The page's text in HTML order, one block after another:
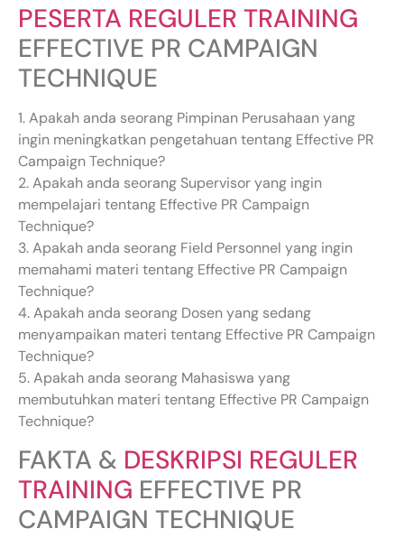
PESERTA REGULER TRAINING
EFFECTIVE PR CAMPAIGN
TECHNIQUE
1. Apakah anda seorang Pimpinan Perusahaan yang
ingin meningkatkan pengetahuan tentang Effective PR
Campaign Technique?
2. Apakah anda seorang Supervisor yang ingin
mempelajari tentang Effective PR Campaign
Technique?
3. Apakah anda seorang Field Personnel yang ingin
memahami materi tentang Effective PR Campaign
Technique?
4. Apakah anda seorang Dosen yang sedang
menyampaikan materi tentang Effective PR Campaign
Technique?
5. Apakah anda seorang Mahasiswa yang
membutuhkan materi tentang Effective PR Campaign
Technique?
FAKTA & DESKRIPSI REGULER
TRAINING EFFECTIVE PR
CAMPAIGN TECHNIQUE